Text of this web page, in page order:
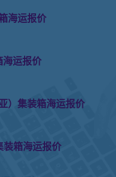
海运报价
运报价
）集装箱海运报价
箱海运报价